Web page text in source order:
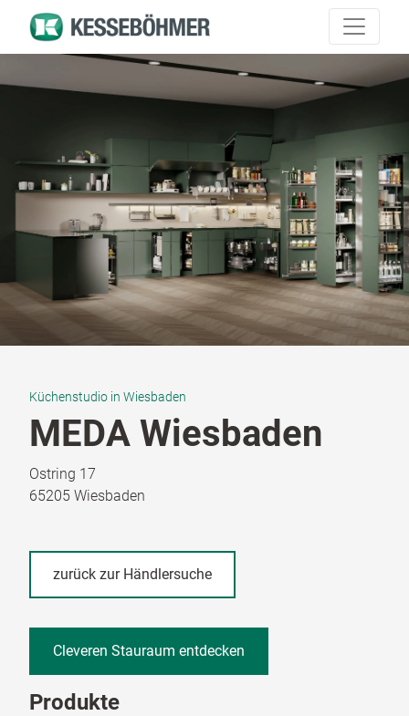
Küchenstudio in Wiesbaden
MEDA Wiesbaden
Ostring 17
65205 Wiesbaden
zurück zur Händlersuche
Cleveren Stauraum entdecken
Produkte